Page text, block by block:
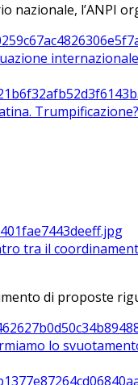
nazionale, l’ANPI
Trumpificazione?
tra il
di proposte
lo